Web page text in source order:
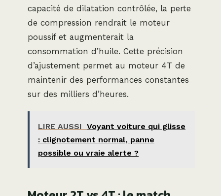
capacité de dilatation contrôlée, la perte
de compression rendrait le moteur
poussif et augmenterait la
consommation d’huile. Cette précision
d’ajustement permet au moteur 4T de
maintenir des performances constantes
sur des milliers d’heures.
LIRE AUSSI Voyant voiture qui glisse
: clignotement normal, panne
possible ou vraie alerte ?